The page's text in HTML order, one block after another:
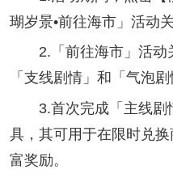
瑚岁景•前往海市」活动关
2.「前往海市」活动
「支线剧情」和「气泡剧
3.首次完成「主线剧
具，其可用于在限时兑
富奖励。